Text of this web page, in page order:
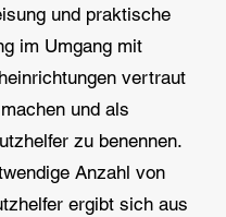
und praktische
im Umgang mit
vertraut
und als
zu benennen.
Anzahl von
ergibt sich aus